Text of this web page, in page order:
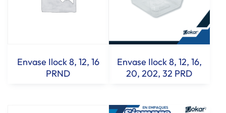
Envase Ilock 8, 12, 16
PRND
Envase Ilock 8, 12, 16,
20, 202, 32 PRD